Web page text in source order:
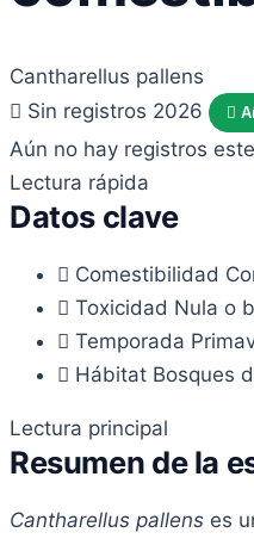
Cantharellus pallens
Sin registros 2026
Aún no hay registros
Lectura rápida
Datos clave
Comestibilidad
Toxicidad Nula o
Temporada
Hábitat Bosques
Lectura principal
Resumen de la
Cantharellus pallens es